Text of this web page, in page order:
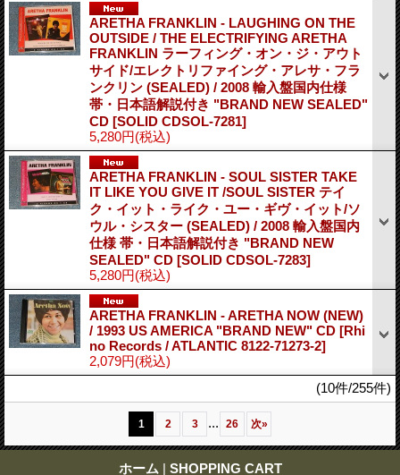
ARETHA FRANKLIN - LAUGHING ON THE
OUTSIDE / THE ELECTRIFYING ARETHA
FRANKLIN ラーフィング・オン・ジ・アウト
サイド/エレクトリファイング・アレサ・フラ
ンクリン (SEALED) / 2008 輸入盤国内仕様
帯・日本語解説付き "BRAND NEW SEALED"
CD [SOLID CDSOL-7281]
5,280円(税込)
ARETHA FRANKLIN - SOUL SISTER TAKE
IT LIKE YOU GIVE IT /SOUL SISTER テイ
ク・イット・ライク・ユー・ギヴ・イット/ソ
ウル・シスター (SEALED) / 2008 輸入盤国内
仕様 帯・日本語解説付き "BRAND NEW
SEALED" CD [SOLID CDSOL-7283]
5,280円(税込)
ARETHA FRANKLIN - ARETHA NOW (NEW)
/ 1993 US AMERICA "BRAND NEW" CD [Rhi
no Records / ATLANTIC 8122-71273-2]
2,079円(税込)
(10件/255件)
1 2 3 ... 26 次»
ホーム | SHOPPING CART